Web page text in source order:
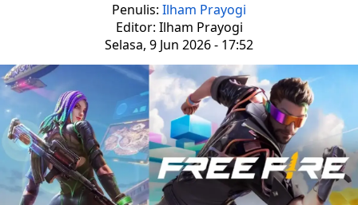
Penulis: Ilham Prayogi
Editor: Ilham Prayogi
Selasa, 9 Jun 2026 - 17:52